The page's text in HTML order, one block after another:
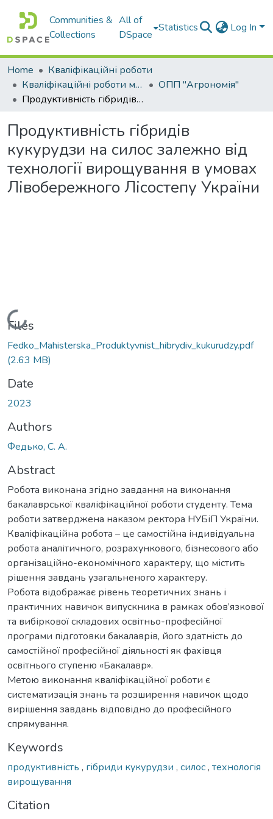
Communities &
Collections
All of
DSpace
Statistics Log In
Home
Кваліфікаційні роботи
Кваліфікаційні роботи магістрів
ОПП "Агрономія"
Продуктивність гібридів кукурудзи на силос залежно від технології вирощування в умовах Лівобережного Лісостепу України
Продуктивність гібридів
кукурудзи на силос залежно від
технології вирощування в умовах
Лівобережного Лісостепу України
Loading...
Files
Fedko_Mahisterska_Produktyvnist_hibrydiv_kukurudzy.pdf
(2.63 MB)
Date
2023
Authors
Федько, С. А.
Abstract
Робота виконана згідно завдання на виконання
бакалаврської кваліфікаційної роботи студенту. Тема
роботи затверджена наказом ректора НУБіП України.
Кваліфікаційна робота – це самостійна індивідуальна
робота аналітичного, розрахункового, бізнесового або
організаційно-економічного характеру, що містить
рішення завдань узагальненого характеру.
Робота відображає рівень теоретичних знань і
практичних навичок випускника в рамках обов’язкової
та вибіркової складових освітньо-професійної
програми підготовки бакалаврів, його здатність до
самостійної професійної діяльності як фахівця
освітнього ступеню «Бакалавр».
Метою виконання кваліфікаційної роботи є
систематизація знань та розширення навичок щодо
вирішення завдань відповідно до професійного
спрямування.
Keywords
продуктивність , гібриди кукурудзи , силос, технологія
вирощування
Citation